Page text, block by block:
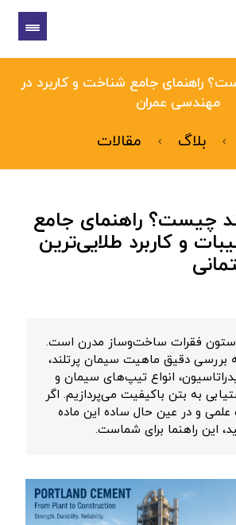
راهنمای جامع شناخت و کاربرد در
مهندسی عمران
بلاگ مقالات
چیست؟ راهنمای جامع
و کاربرد طلایی‌ترین
ستون فقرات ساخت‌وساز مدرن است.
بررسی دقیق ماهیت سیمان پرتلند،
انواع تیپ‌های سیمان و
به بتن باکیفیت می‌پردازیم. اگر
علمی و در عین حال ساده این ماده
این راهنما برای شماست.